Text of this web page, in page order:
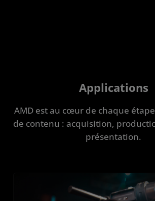
Applications
AMD est au cœur de chaque
de contenu : acquisition,
présentation.